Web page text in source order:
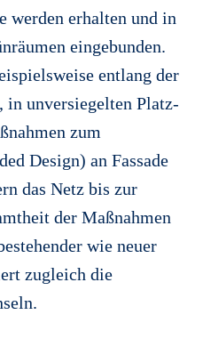
werden erhalten und in
eingebunden.
entlang der
in unversiegelten Platz-
zum
Design) an Fassade
das Netz bis zur
der Maßnahmen
wie neuer
zugleich die